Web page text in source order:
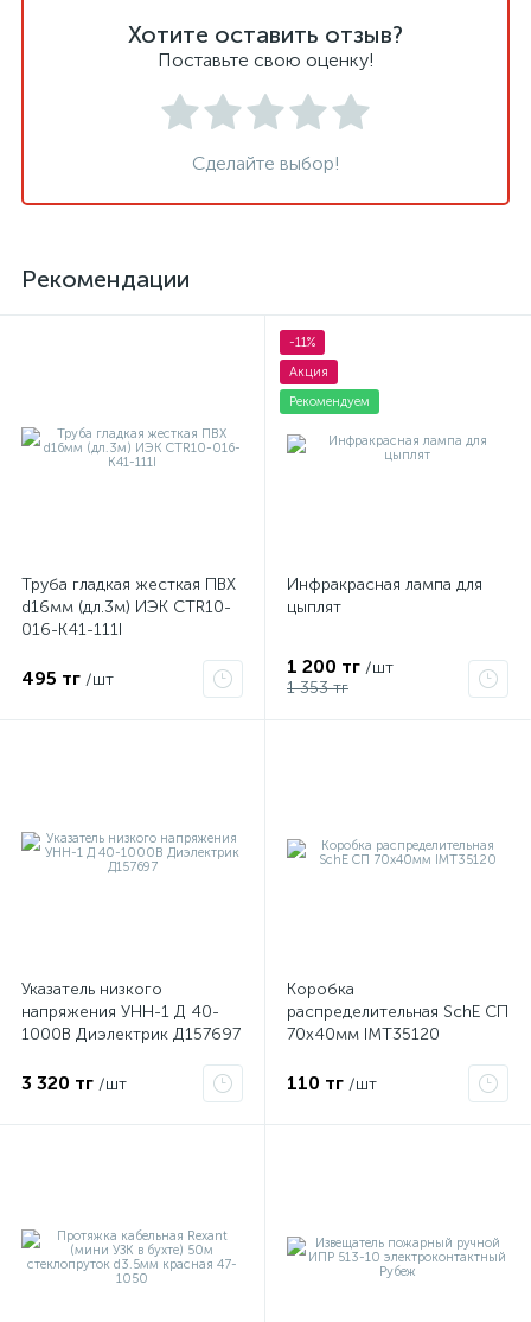
Хотите оставить отзыв?
Поставьте свою оценку!
Сделайте выбор!
Рекомендации
Труба гладкая жесткая ПВХ
d16мм (дл.3м) ИЭК CTR10-
016-K41-111I
495 тг /шт
-11%
Акция
Рекомендуем
Инфракрасная лампа для
цыплят
1 200 тг /шт
1 353 тг
Указатель низкого
напряжения УНН-1 Д 40-
1000В Диэлектрик Д157697
3 320 тг /шт
Коробка
распределительная SchE СП
70х40мм IMT35120
110 тг /шт